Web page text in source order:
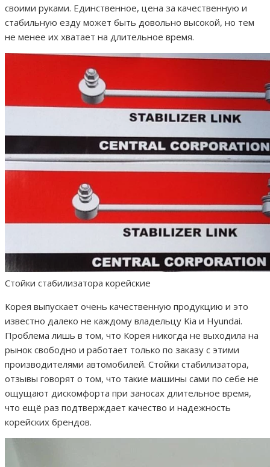
своими руками. Единственное, цена за качественную и
стабильную езду может быть довольно высокой, но тем
не менее их хватает на длительное время.
Стойки стабилизатора корейские
Корея выпускает очень качественную продукцию и это
известно далеко не каждому владельцу Kia и Hyundai.
Проблема лишь в том, что Корея никогда не выходила на
рынок свободно и работает только по заказу с этими
производителями автомобилей. Стойки стабилизатора,
отзывы говорят о том, что такие машины сами по себе не
ощущают дискомфорта при заносах длительное время,
что ещё раз подтверждает качество и надежность
корейских брендов.